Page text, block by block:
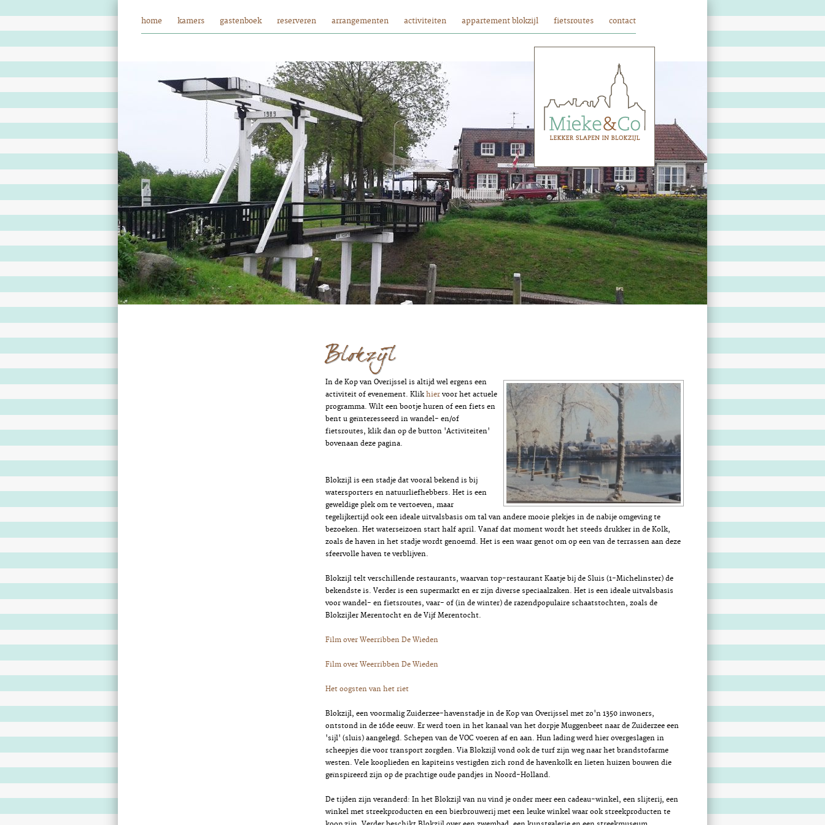
home kamers gastenboek reserveren arrangementen activiteiten appartement blokzijl fietsroutes contact
Blokzijl
In de Kop van Overijssel is altijd wel ergens een
activiteit of evenement. Klik hier voor het actuele
programma. Wilt een bootje huren of een fiets en
bent u geïnteresseerd in wandel- en/of
fietsroutes, klik dan op de button 'Activiteiten'
bovenaan deze pagina.
Blokzijl is een stadje dat vooral bekend is bij
watersporters en natuurliefhebbers. Het is een
geweldige plek om te vertoeven, maar
tegelijkertijd ook een ideale uitvalsbasis om tal van andere mooie plekjes in de nabije omgeving te
bezoeken. Het waterseizoen start half april. Vanaf dat moment wordt het steeds drukker in de Kolk,
zoals de haven in het stadje wordt genoemd. Het is een waar genot om op een van de terrassen aan deze
sfeervolle haven te verblijven.
Blokzijl telt verschillende restaurants, waarvan top-restaurant Kaatje bij de Sluis (1-Michelinster) de
bekendste is. Verder is een supermarkt en er zijn diverse speciaalzaken. Het is een ideale uitvalsbasis
voor wandel- en fietsroutes, vaar- of (in de winter) de razendpopulaire schaatstochten, zoals de
Blokzijler Merentocht en de Vijf Merentocht.
Film over Weerribben De Wieden
Film over Weerribben De Wieden
Het oogsten van het riet
Blokzijl, een voormalig Zuiderzee-havenstadje in de Kop van Overijssel met zo'n 1350 inwoners,
ontstond in de 16de eeuw. Er werd toen in het kanaal van het dorpje Muggenbeet naar de Zuiderzee een
'sijl' (sluis) aangelegd. Schepen van de VOC voeren af en aan. Hun lading werd hier overgeslagen in
scheepjes die voor transport zorgden. Via Blokzijl vond ook de turf zijn weg naar het brandstofarme
westen. Vele kooplieden en kapiteins vestigden zich rond de havenkolk en lieten huizen bouwen die
geïnspireerd zijn op de prachtige oude pandjes in Noord-Holland.
De tijden zijn veranderd: In het Blokzijl van nu vind je onder meer een cadeau-winkel, een slijterij, een
winkel met streekproducten en een bierbrouwerij met een leuke winkel waar ook streekproducten te